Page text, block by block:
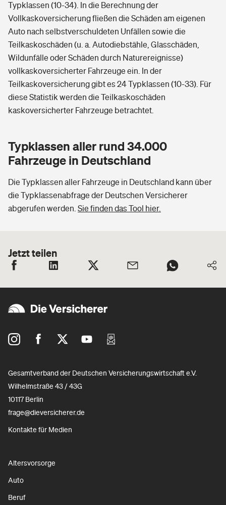
Typklassen (10-34). In die Berechnung der
Vollkaskoversicherung fließen die Schäden am eigenen
Auto nach selbstverschuldeten Unfällen sowie die
Teilkaskoschäden (u. a. Autodiebstähle, Glasschäden,
Wildunfälle oder Schäden durch Naturereignisse)
vollkaskoversicherter Fahrzeuge ein. In der
Teilkaskoversicherung gibt es 24 Typklassen (10-33). Für
diese Statistik werden die Teilkaskoschäden
kaskoversicherter Fahrzeuge betrachtet.
Typklassen aller rund 34.000
Fahrzeuge in Deutschland
Die Typklassen aller Fahrzeuge in Deutschland kann über
die Typklassenabfrage der Deutschen Versicherer
abgerufen werden. Sie finden das Tool hier.
Jetzt teilen
Gesamtverband der Deutschen Versicherungswirtschaft e.V.
Wilhelmstraße 43 / 43G
10117 Berlin
frage@dieversicherer.de
Kontakte für Medien
Altersvorsorge
Auto
Beruf